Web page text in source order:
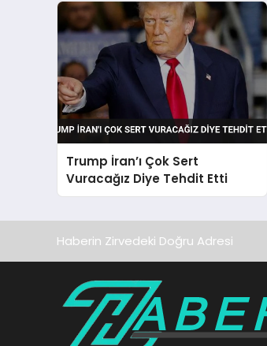
Trump İran’ı Çok Sert
Vuracağız Diye Tehdit Etti
Haberin Zirvedeki Doğru Adresi